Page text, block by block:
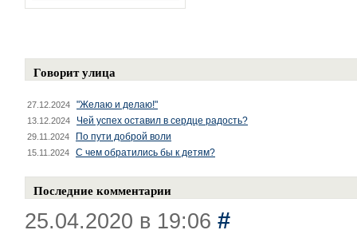
Говорит улица
27.12.2024 "Желаю и делаю!"
13.12.2024 Чей успех оставил в сердце радость?
29.11.2024 По пути доброй воли
15.11.2024 С чем обратились бы к детям?
Последние комментарии
25.04.2020 в 19:06 #